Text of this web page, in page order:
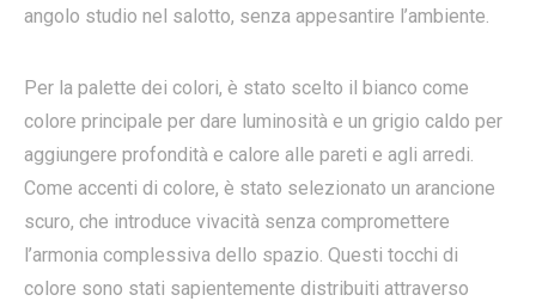
angolo studio nel salotto, senza appesantire l’ambiente.
Per la palette dei colori, è stato scelto il bianco come
colore principale per dare luminosità e un grigio caldo per
aggiungere profondità e calore alle pareti e agli arredi.
Come accenti di colore, è stato selezionato un arancione
scuro, che introduce vivacità senza compromettere
l’armonia complessiva dello spazio. Questi tocchi di
colore sono stati sapientemente distribuiti attraverso